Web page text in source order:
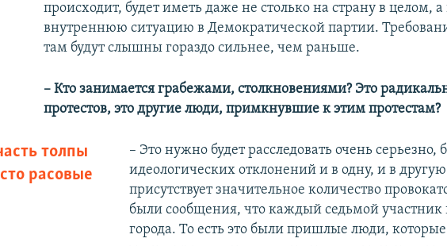
происходит, будет иметь даже не столько на страну в целом,
внутреннюю ситуацию в Демократической партии.
там будут слышны гораздо сильнее, чем раньше.
– Кто занимается грабежами, столкновениями? Это
протестов, это другие люди, примкнувшие к этим протестам?
толпы
расовые
– Это нужно будет расследовать очень серьезно,
идеологических отклонений и в одну, и в другую
присутствует значительное количество
были сообщения, что каждый седьмой участник
города. То есть это были пришлые люди,